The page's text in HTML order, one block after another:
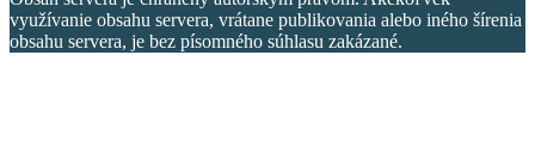
využívanie obsahu servera, vrátane publikovania alebo iného šírenia
obsahu servera, je bez písomného súhlasu zakázané.